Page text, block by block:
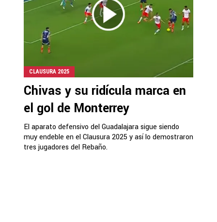
CLAUSURA 2025
Chivas y su ridícula marca en
el gol de Monterrey
El aparato defensivo del Guadalajara sigue siendo
muy endeble en el Clausura 2025 y así lo demostraron
tres jugadores del Rebaño.